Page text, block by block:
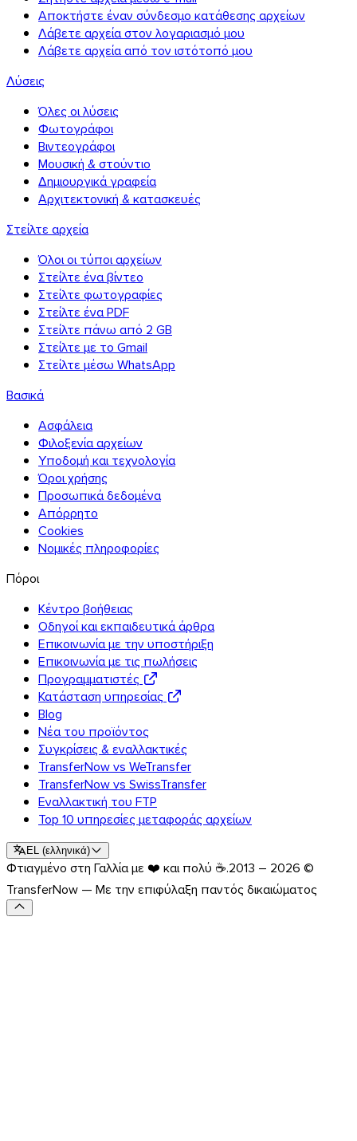
Αποκτήστε έναν σύνδεσμο κατάθεσης αρχείων
Λάβετε αρχεία στον λογαριασμό μου
Λάβετε αρχεία από τον ιστότοπό μου
Λύσεις
Όλες οι λύσεις
Φωτογράφοι
Βιντεογράφοι
Μουσική & στούντιο
Δημιουργικά γραφεία
Αρχιτεκτονική & κατασκευές
Στείλτε αρχεία
Όλοι οι τύποι αρχείων
Στείλτε ένα βίντεο
Στείλτε φωτογραφίες
Στείλτε ένα PDF
Στείλτε πάνω από 2 GB
Στείλτε με το Gmail
Στείλτε μέσω WhatsApp
Βασικά
Ασφάλεια
Φιλοξενία αρχείων
Υποδομή και τεχνολογία
Όροι χρήσης
Προσωπικά δεδομένα
Απόρρητο
Cookies
Νομικές πληροφορίες
Πόροι
Κέντρο βοήθειας
Οδηγοί και εκπαιδευτικά άρθρα
Επικοινωνία με την υποστήριξη
Επικοινωνία με τις πωλήσεις
Προγραμματιστές
Κατάσταση υπηρεσίας
Blog
Νέα του προϊόντος
Συγκρίσεις & εναλλακτικές
TransferNow vs WeTransfer
TransferNow vs SwissTransfer
Εναλλακτική του FTP
Top 10 υπηρεσίες μεταφοράς αρχείων
EL (ελληνικά)
Φτιαγμένο στη Γαλλία με ❤️ και πολύ ☕.2013 – 2026 ©
TransferNow — Με την επιφύλαξη παντός δικαιώματος